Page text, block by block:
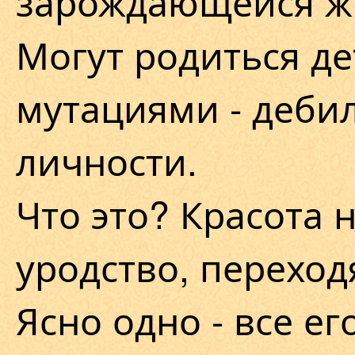
Могут родиться
мутациями -
личности.
Что это? Красота
уродство,
Ясно одно - все